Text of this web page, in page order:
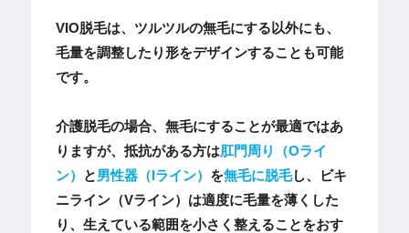
VIO脱毛は、ツルツルの無毛にする以外にも、
毛量を調整したり形をデザインすることも可能
です。
介護脱毛の場合、無毛にすることが最適ではあ
りますが、抵抗がある方は肛門周り（Oライ
ン）
と男性器（Iライン） を無毛に脱毛し、ビキ
ニライン（Vライン）は適度に毛量を薄くした
り、生えている範囲を小さく整えることをおす